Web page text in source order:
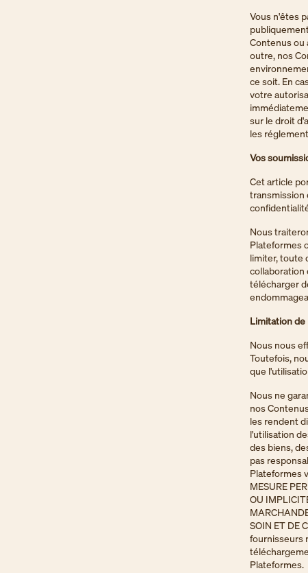
Vous n'êtes
Contenus ou
outre, nos
ce soit. En
votre
sur le droit
les
Vos
Cet article
transmission
Nous
Plateformes
limiter, toute
collaboration
télécharger
Limitation
Nous nous
Toutefois,
que
Nous ne
nos
les rendent
l'utilisation
des biens,
pas
Plateformes
MESURE
OU
SOIN ET DE
fournisseurs
Plateformes.